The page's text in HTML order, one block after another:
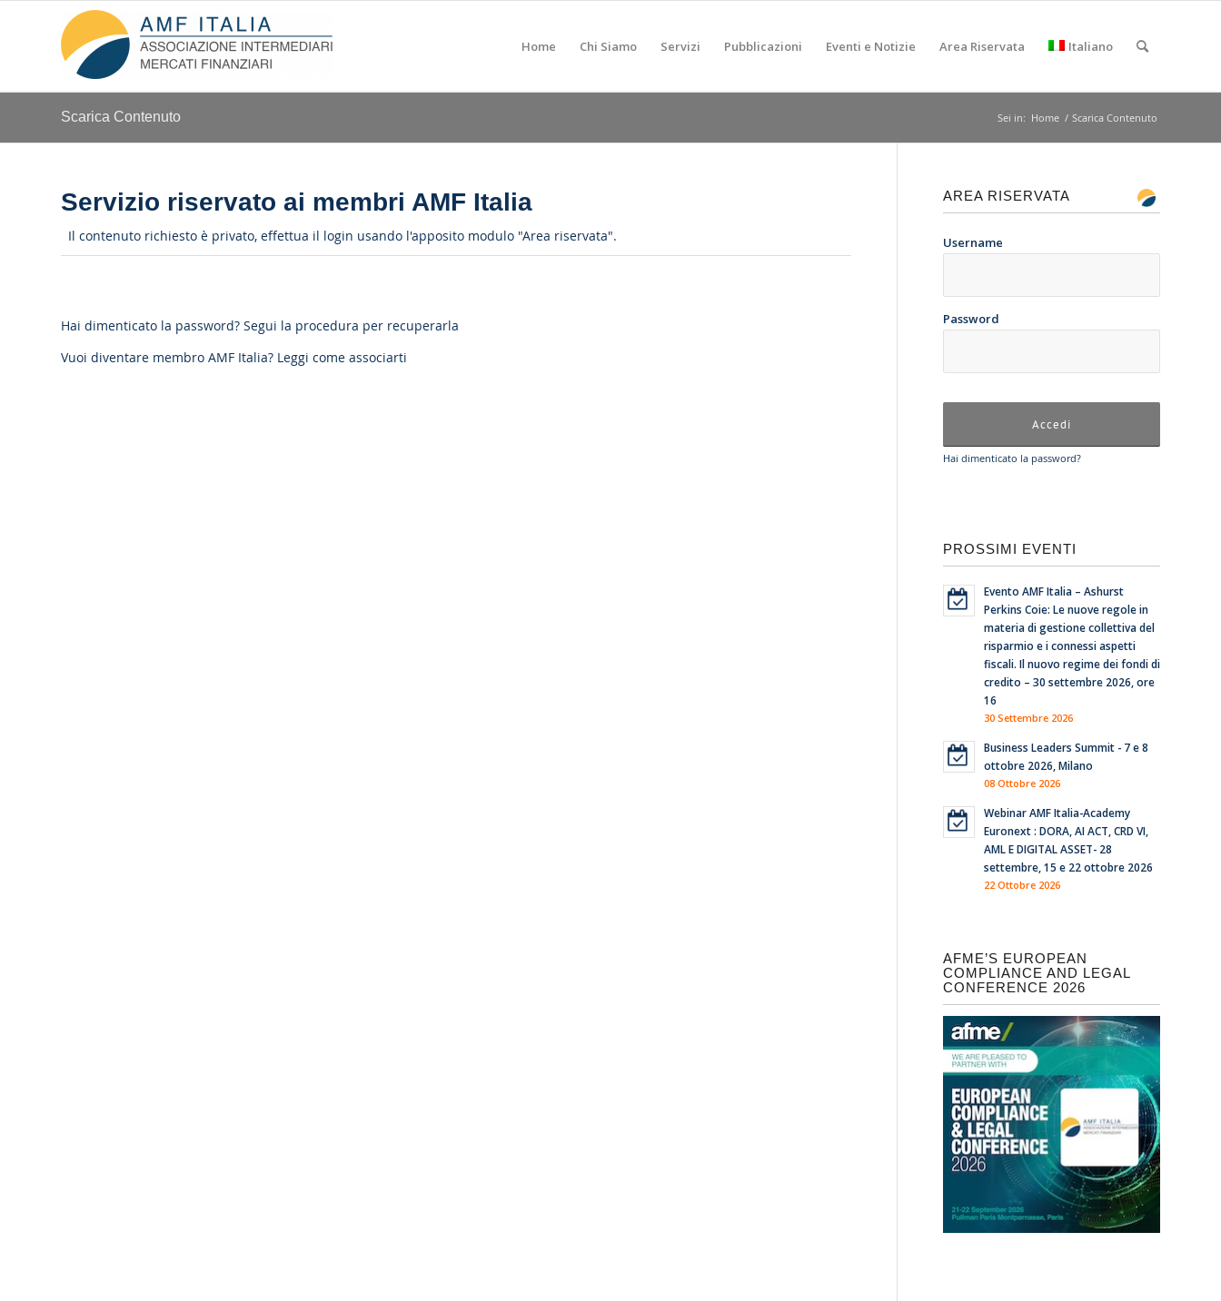
Home Chi Siamo Servizi Pubblicazioni Eventi e Notizie Area Riservata Italiano
Scarica Contenuto Sei in: Home / Scarica Contenuto
Servizio riservato ai membri AMF Italia
Il contenuto richiesto è privato, effettua il login usando l'apposito modulo "Area riservata".
Hai dimenticato la password? Segui la procedura per recuperarla
Vuoi diventare membro AMF Italia? Leggi come associarti
AREA RISERVATA
Username
Password
Hai dimenticato la password?
PROSSIMI EVENTI
Evento AMF Italia – Ashurst
Perkins Coie: Le nuove regole in
materia di gestione collettiva del
risparmio e i connessi aspetti
fiscali. Il nuovo regime dei fondi di
credito – 30 settembre 2026, ore
16
30 Settembre 2026
Business Leaders Summit - 7 e 8
ottobre 2026, Milano
08 Ottobre 2026
Webinar AMF Italia-Academy
Euronext : DORA, AI ACT, CRD VI,
AML E DIGITAL ASSET- 28
settembre, 15 e 22 ottobre 2026
22 Ottobre 2026
AFME’S EUROPEAN
COMPLIANCE AND LEGAL
CONFERENCE 2026